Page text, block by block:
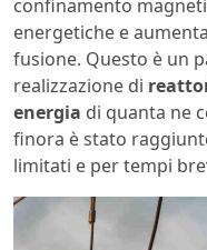
confinamento
energetiche e
fusione. Questo è un
realizzazione di
energia di quanta ne
finora è stato
limitati e per tempi